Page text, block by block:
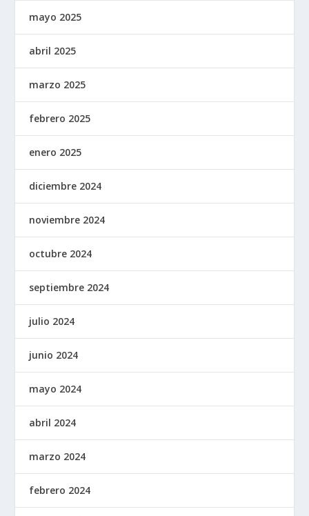
mayo 2025
abril 2025
marzo 2025
febrero 2025
enero 2025
diciembre 2024
noviembre 2024
octubre 2024
septiembre 2024
julio 2024
junio 2024
mayo 2024
abril 2024
marzo 2024
febrero 2024